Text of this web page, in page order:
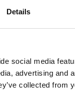
Details
social media
advertising and
collected from
pyyhintä-
ja